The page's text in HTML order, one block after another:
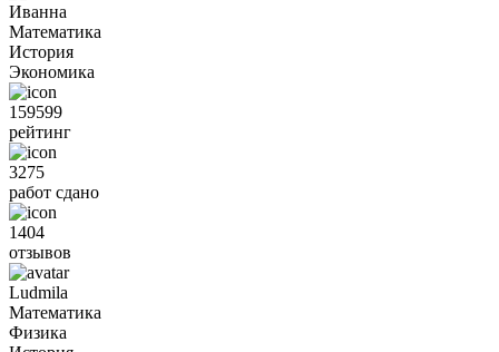
Иванна
Математика
История
Экономика
159599
рейтинг
3275
работ сдано
1404
отзывов
Ludmila
Математика
Физика